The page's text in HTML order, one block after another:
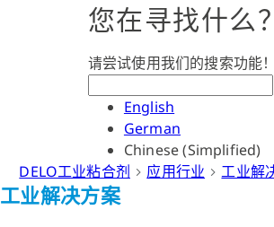
您在寻找什么？
请尝试使用我们的搜索功能！
English
German
Chinese (Simplified)
DELO工业粘合剂
应用行业 工业解
工业解决方案